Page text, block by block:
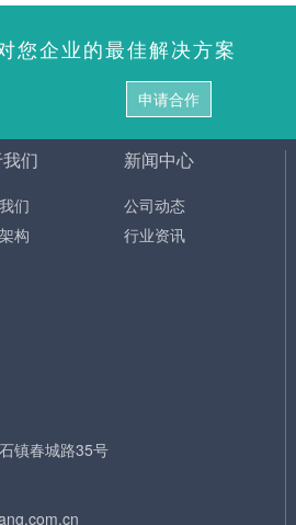
您企业的最佳解决方案
申请合作
们
们
构
新闻中心
公司动态
行业资讯
镇春城路35号